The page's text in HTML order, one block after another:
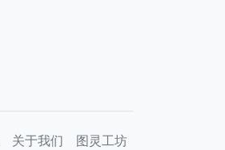
关于我们 图灵工坊